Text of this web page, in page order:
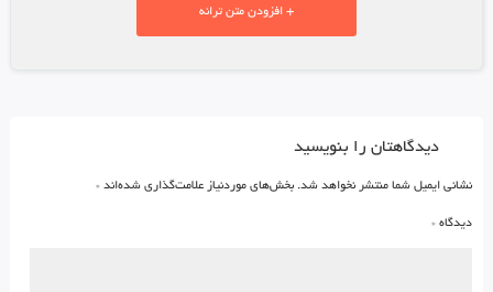
+ افزودن متن ترانه
دیدگاهتان را بنویسید
نشانی ایمیل شما منتشر نخواهد شد. بخش‌های موردنیاز علامت‌گذاری شده‌اند *
دیدگاه *